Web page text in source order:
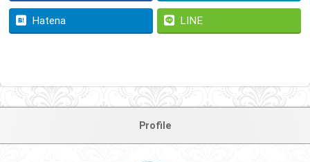
Hatena LINE
Profile